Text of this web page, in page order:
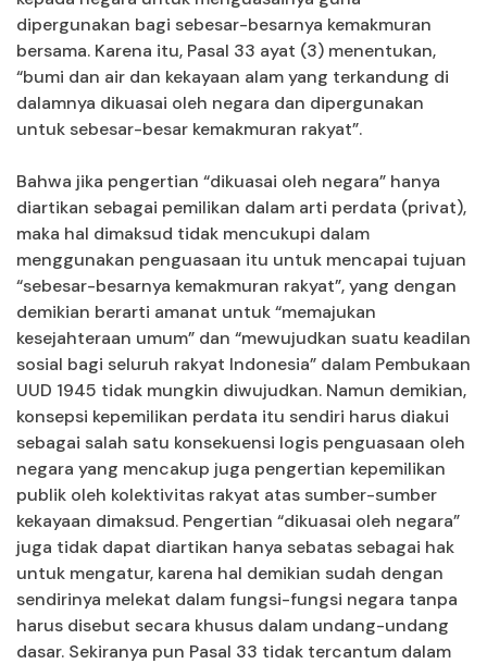
dipergunakan bagi sebesar-besarnya kemakmuran
bersama. Karena itu, Pasal 33 ayat (3) menentukan,
“bumi dan air dan kekayaan alam yang terkandung di
dalamnya dikuasai oleh negara dan dipergunakan
untuk sebesar-besar kemakmuran rakyat”.
Bahwa jika pengertian “dikuasai oleh negara” hanya
diartikan sebagai pemilikan dalam arti perdata (privat),
maka hal dimaksud tidak mencukupi dalam
menggunakan penguasaan itu untuk mencapai tujuan
“sebesar-besarnya kemakmuran rakyat”, yang dengan
demikian berarti amanat untuk “memajukan
kesejahteraan umum” dan “mewujudkan suatu keadilan
sosial bagi seluruh rakyat Indonesia” dalam Pembukaan
UUD 1945 tidak mungkin diwujudkan. Namun demikian,
konsepsi kepemilikan perdata itu sendiri harus diakui
sebagai salah satu konsekuensi logis penguasaan oleh
negara yang mencakup juga pengertian kepemilikan
publik oleh kolektivitas rakyat atas sumber-sumber
kekayaan dimaksud. Pengertian “dikuasai oleh negara”
juga tidak dapat diartikan hanya sebatas sebagai hak
untuk mengatur, karena hal demikian sudah dengan
sendirinya melekat dalam fungsi-fungsi negara tanpa
harus disebut secara khusus dalam undang-undang
dasar. Sekiranya pun Pasal 33 tidak tercantum dalam